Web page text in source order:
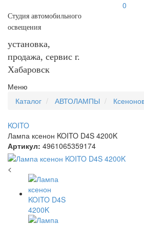
Студия автомобильного
освещения
установка,
продажа, сервис г.
Хабаровск
0
Меню
Каталог
АВТОЛАМПЫ
KOITO
Лампа ксенон KOITO D4S 4200K
Артикул: 4961065359174
<